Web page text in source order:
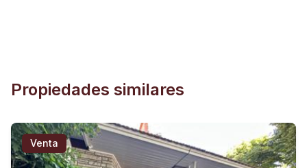
Propiedades similares
Venta